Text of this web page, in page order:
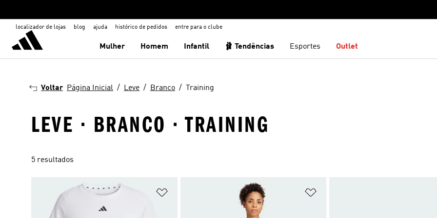
localizador de lojas blog ajuda histórico de pedidos entre para o clube
Mulher Homem Infantil 🩰 Tendências Esportes Outlet
Voltar Página Inicial Leve Branco Training
LEVE · BRANCO · TRAINING
5 resultados
Adicionar à Lista de Desejos